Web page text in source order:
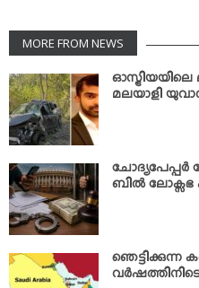
MORE FROM NEWS
മലയാളി
ചോദ്യപേപ്പര്‍
ബില്‍ ലോക്സഭ
ഞെട്ടിക്കുന്ന